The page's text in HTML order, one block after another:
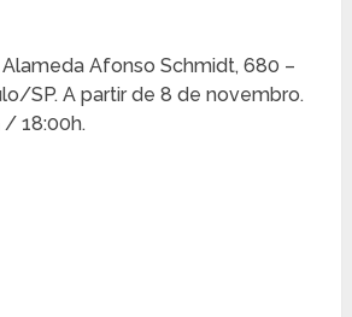
Afonso Schmidt, 680 –
SP. A partir de 8 de novembro.
/ 18:00h.